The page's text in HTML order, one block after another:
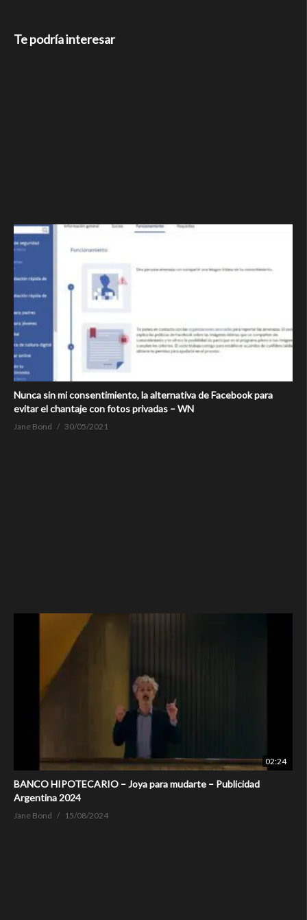
Te podría interesar
Nunca sin mi consentimiento, la alternativa de Facebook para
evitar el chantaje con fotos privadas – WN
Jane Bond 30/05/2021
02:24
BANCO HIPOTECARIO – Joya para mudarte – Publicidad
Argentina 2024
Jane Bond 15/08/2024